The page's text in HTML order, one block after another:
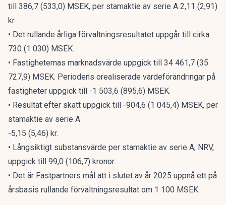
till 386,7 (533,0) MSEK, per stamaktie av serie A 2,11 (2,91)
kr.
• Det rullande årliga förvaltningsresultatet uppgår till cirka
730 (1 030) MSEK.
• Fastigheternas marknadsvärde uppgick till 34 461,7 (35
727,9) MSEK. Periodens orealiserade värdeförändringar på
fastigheter uppgick till -1 503,6 (895,6) MSEK.
• Resultat efter skatt uppgick till -904,6 (1 045,4) MSEK, per
stamaktie av serie A
-5,15 (5,46) kr.
• Långsiktigt substansvärde per stamaktie av serie A, NRV,
uppgick till 99,0 (106,7) kronor.
• Det är Fastpartners mål att i slutet av år 2025 uppnå ett på
årsbasis rullande förvaltningsresultat om 1 100 MSEK.